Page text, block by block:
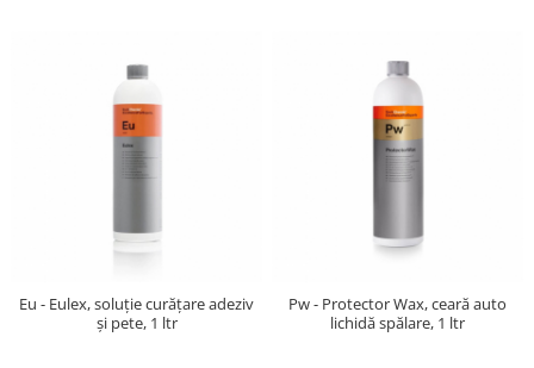
Eu - Eulex, soluție curățare adeziv
și pete, 1 ltr
Pw - Protector Wax, ceară auto
lichidă spălare, 1 ltr